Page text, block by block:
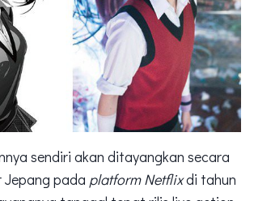
sendiri akan ditayangkan secara
Jepang pada platform Netflixdi tahun